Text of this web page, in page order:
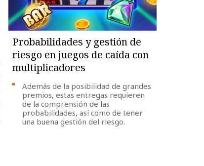
Probabilidades y gestión de
riesgo en juegos de caída con
multiplicadores
Además de la posibilidad de grandes
premios, estas entregas requieren
de la comprensión de las
probabilidades, así como de tener
una buena gestión del riesgo.